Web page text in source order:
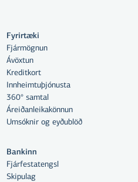
Fyrirtæki
Fjármögnun
Ávöxtun
Kreditkort
Innheimtuþjónusta
360° samtal
Áreiðanleikakönnun
Umsóknir og eyðublöð
Bankinn
Fjárfestatengsl
Skipulag